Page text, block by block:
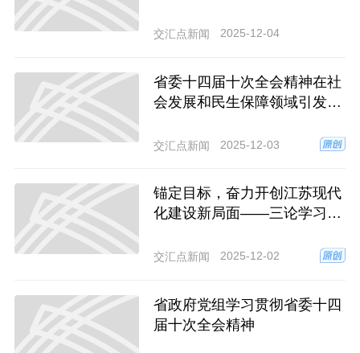
交汇点新闻 2025-12-04
省委十四届十次全会精神在社
会发展和民生保障领域引发热
交汇点新闻 2025-12-03
锚定目标，奋力开创江苏现代
化建设新局面——三论学习贯
交汇点新闻 2025-12-02
省政府党组学习贯彻省委十四
届十次全会精神